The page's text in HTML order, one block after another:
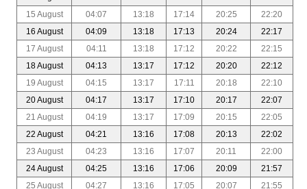
15 August
04:07 13:18 17:14 20:25
22:20
16 August
04:09 13:18 17:13 20:24
22:17
17 August
04:11 13:18 17:12 20:22
22:15
18 August
04:13 13:17 17:12 20:20
22:12
19 August
04:15 13:17 17:11 20:18
22:10
20 August
04:17 13:17 17:10 20:17
22:07
21 August
04:19 13:17 17:09 20:15
22:05
22 August
04:21 13:16 17:08 20:13
22:02
23 August
04:23 13:16 17:07 20:11
22:00
24 August
04:25 13:16 17:06 20:09
21:57
25 August
04:27 13:16 17:05 20:07
21:55